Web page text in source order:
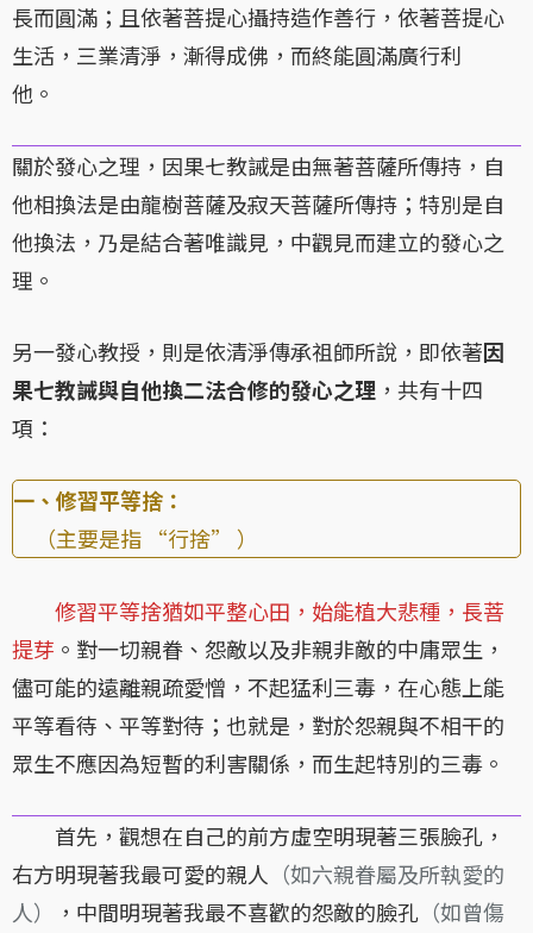
長而圓滿；且依著菩提心攝持造作善行，依著菩提心
生活，三業清淨，漸得成佛，而終能圓滿廣行利
他。
關於發心之理，因果七教誡是由無著菩薩所傳持，自
他相換法是由龍樹菩薩及寂天菩薩所傳持；特別是自
他換法，乃是結合著唯識見，中觀見而建立的發心之
理。
另一發心教授，則是依清淨傳承祖師所說，即依著因
果七教誡與自他換二法合修的發心之理 ，共有十四
項：
一、修習平等捨：
（主要是指 “行捨” ）
修習平等捨猶如平整心田，始能植大悲種，長菩
提芽 。對一切親眷、怨敵以及非親非敵的中庸眾生，
儘可能的遠離親疏愛憎，不起猛利三毒，在心態上能
平等看待、平等對待；也就是，對於怨親與不相干的
眾生不應因為短暫的利害關係，而生起特別的三毒。
首先，觀想在自己的前方虛空明現著三張臉孔，
右方明現著我最可愛的親人 （如六親眷屬及所執愛的
人）
，中間明現著我最不喜歡的怨敵的臉孔 （如曾傷